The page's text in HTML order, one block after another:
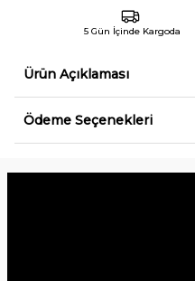
5 Gün İçinde Kargoda
Ürün Açıklaması
Ödeme Seçenekleri